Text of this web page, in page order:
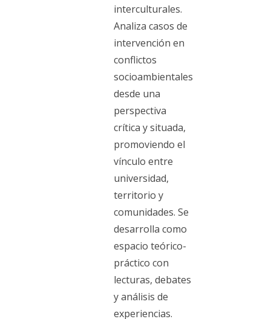
interculturales.
Analiza casos de
intervención en
conflictos
socioambientales
desde una
perspectiva
crítica y situada,
promoviendo el
vínculo entre
universidad,
territorio y
comunidades. Se
desarrolla como
espacio teórico-
práctico con
lecturas, debates
y análisis de
experiencias.